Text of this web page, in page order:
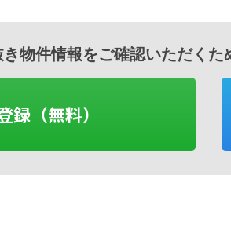
物件情報をご確認いただくた
録（無料）